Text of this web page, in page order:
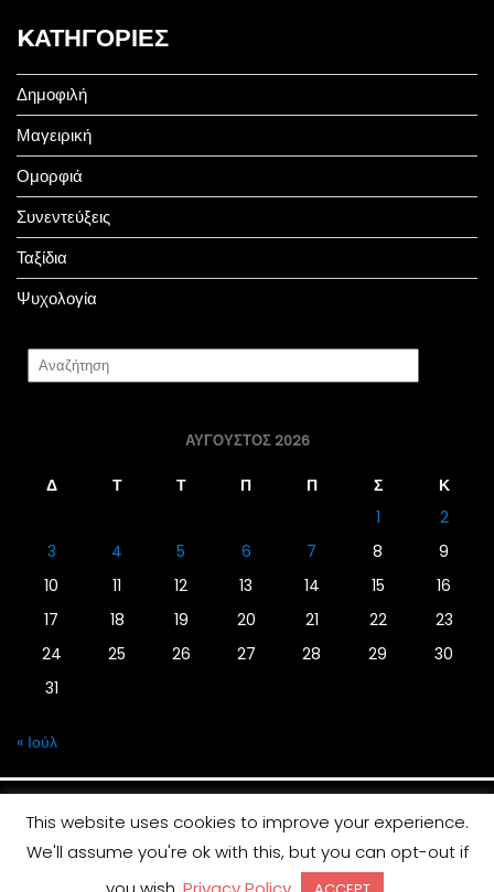
KΑΤΗΓΟΡΊΕΣ
Δημοφιλή
Μαγειρική
Ομορφιά
Συνεντεύξεις
Ταξίδια
Ψυχολογία
ΑΎΓΟΥΣΤΟΣ 2026
Δ Τ Τ Π Π Σ
Κ
1
2
3
4 5 6 7 8
9
10
11 12 13 14 15
16
17
18 19 20 21 22
23
24
25 26 27 28 29
30
31
« Ιούλ
© 2019 | Screen Magazine - Ηλεκτρονική εφημερίδα
This website uses cookies to improve your experience.
We'll assume you're ok with this, but you can opt-out if